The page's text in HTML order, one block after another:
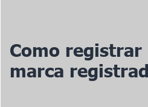
Como registrar
marca